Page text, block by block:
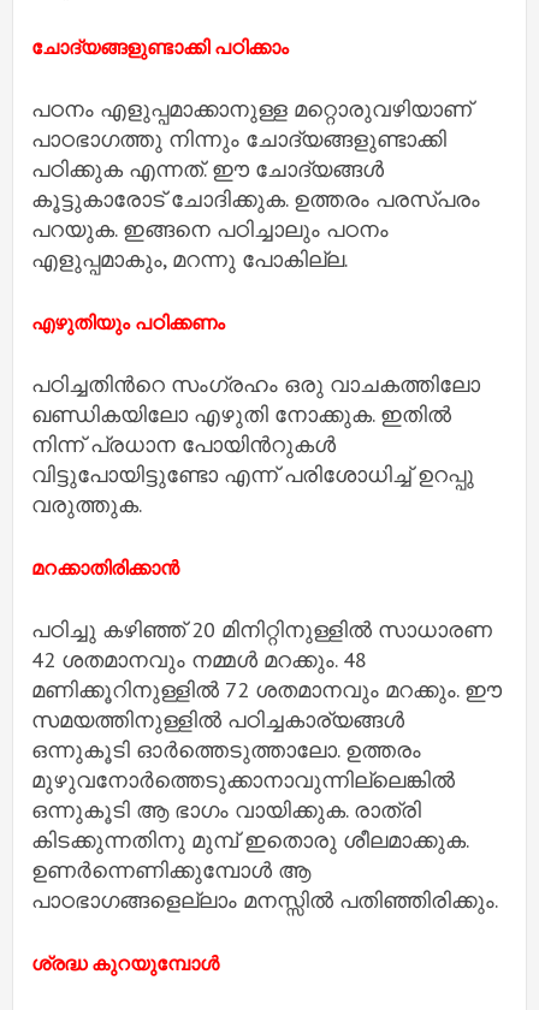
ചോദ്യങ്ങളുണ്ടാക്കി പഠിക്കാം
പഠനം എളുപ്പമാക്കാനുള്ള മറ്റൊരുവഴിയാണ്
പാഠഭാഗത്തു നിന്നും ചോദ്യങ്ങളുണ്ടാക്കി
പഠിക്കുക എന്നത്. ഈ ചോദ്യങ്ങള്‍
കൂട്ടുകാരോട് ചോദിക്കുക. ഉത്തരം പരസ്പരം
പറയുക. ഇങ്ങനെ പഠിച്ചാലും പഠനം
എളുപ്പമാകും, മറന്നു പോകില്ല.
എഴുതിയും പഠിക്കണം
പഠിച്ചതിന്‍റെ സംഗ്രഹം ഒരു വാചകത്തിലോ
ഖണ്ഡികയിലോ എഴുതി നോക്കുക. ഇതില്‍
നിന്ന് പ്രധാന പോയിന്‍റുകള്‍
വിട്ടുപോയിട്ടുണ്ടോ എന്ന് പരിശോധിച്ച് ഉറപ്പു
വരുത്തുക.
മറക്കാതിരിക്കാന്‍
പഠിച്ചു കഴിഞ്ഞ് 20 മിനിറ്റിനുള്ളില്‍ സാധാരണ
42 ശതമാനവും നമ്മള്‍ മറക്കും. 48
മണിക്കൂറിനുള്ളില്‍ 72 ശതമാനവും മറക്കും. ഈ
സമയത്തിനുള്ളില്‍ പഠിച്ചകാര്യങ്ങള്‍
ഒന്നുകൂടി ഓര്‍ത്തെടുത്താലോ. ഉത്തരം
മുഴുവനോര്‍ത്തെടുക്കാനാവുന്നില്ലെങ്കില്‍
ഒന്നുകൂടി ആ ഭാഗം വായിക്കുക. രാത്രി
കിടക്കുന്നതിനു മുമ്പ് ഇതൊരു ശീലമാക്കുക.
ഉണര്‍ന്നെണിക്കുമ്പോള്‍ ആ
പാഠഭാഗങ്ങളെല്ലാം മനസ്സില്‍ പതിഞ്ഞിരിക്കും.
ശ്രദ്ധ കുറയുമ്പോള്‍